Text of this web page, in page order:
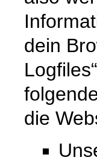
dein
die